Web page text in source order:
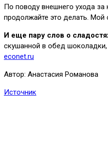
По поводу внешнего ухода
продолжайте это делать.
И еще пару слов о
скушанной в обед шоколадки,
econet.ru
Автор: Анастасия Романова
Источник